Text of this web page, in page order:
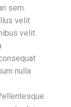
sem.
velit
velit.
nulla